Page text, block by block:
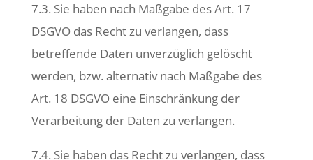
7.3. Sie haben nach Maßgabe des Art. 17
DSGVO das Recht zu verlangen, dass
betreffende Daten unverzüglich gelöscht
werden, bzw. alternativ nach Maßgabe des
Art. 18 DSGVO eine Einschränkung der
Verarbeitung der Daten zu verlangen.
7.4. Sie haben das Recht zu verlangen, dass